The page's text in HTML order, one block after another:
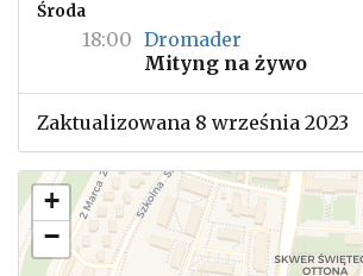
Środa
18:00 Dromader
Mityng na żywo
Zaktualizowana 8 września 2023
+
−